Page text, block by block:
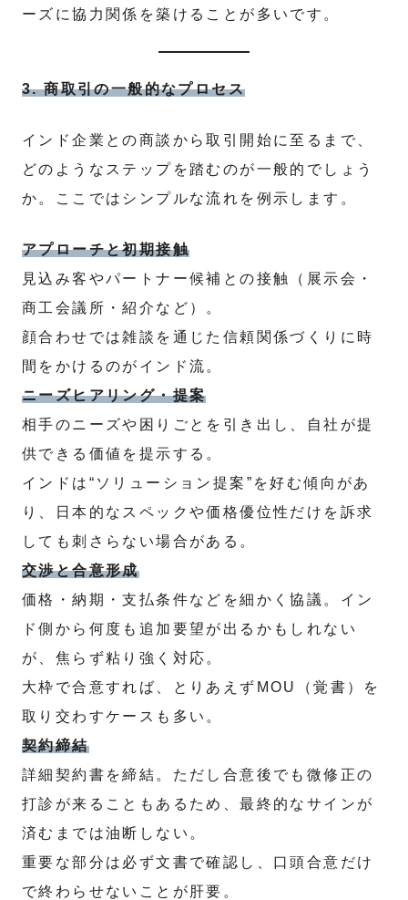
ーズに協力関係を築けることが多いです。
3. 商取引の一般的なプロセス
インド企業との商談から取引開始に至るまで、
どのようなステップを踏むのが一般的でしょう
か。ここではシンプルな流れを例示します。
アプローチと初期接触
見込み客やパートナー候補との接触（展示会・
商工会議所・紹介など）。
顔合わせでは雑談を通じた信頼関係づくりに時
間をかけるのがインド流。
ニーズヒアリング・提案
相手のニーズや困りごとを引き出し、自社が提
供できる価値を提示する。
インドは“ソリューション提案”を好む傾向があ
り、日本的なスペックや価格優位性だけを訴求
しても刺さらない場合がある。
交渉と合意形成
価格・納期・支払条件などを細かく協議。イン
ド側から何度も追加要望が出るかもしれない
が、焦らず粘り強く対応。
大枠で合意すれば、とりあえずMOU（覚書）を
取り交わすケースも多い。
契約締結
詳細契約書を締結。ただし合意後でも微修正の
打診が来ることもあるため、最終的なサインが
済むまでは油断しない。
重要な部分は必ず文書で確認し、口頭合意だけ
で終わらせないことが肝要。